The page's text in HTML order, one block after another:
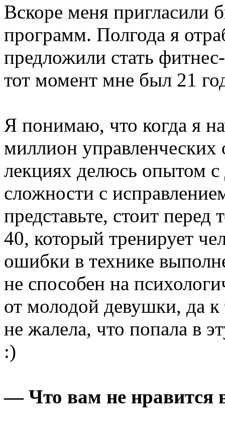
Вскоре меня пригласили
программ. Полгода я
предложили стать
тот момент мне был 21
Я понимаю, что когда я
миллион
лекциях делюсь опытом
сложности с
представьте, стоит
40, который тренирует
ошибки в технике
не способен на
от молодой девушки, да
не жалела, что попала в
:)
— Что вам не нравится